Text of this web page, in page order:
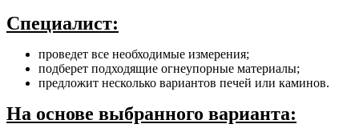
Специалист:
проведет все необходимые измерения;
подберет подходящие огнеупорные материалы;
предложит несколько вариантов печей или каминов.
На основе выбранного варианта: